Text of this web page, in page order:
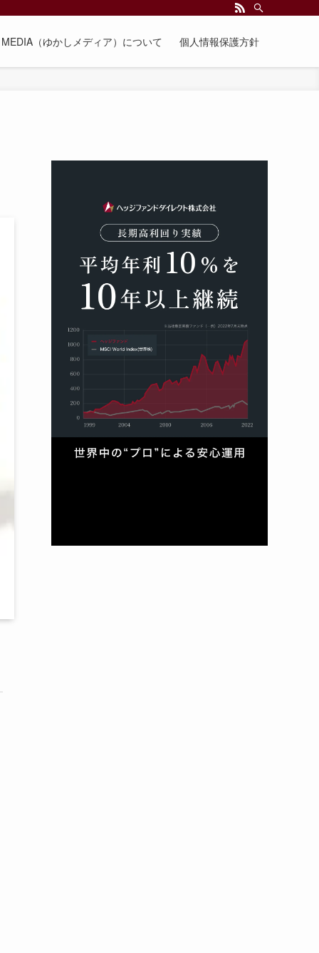
（ゆかしメディア）について 個人情報保護方針